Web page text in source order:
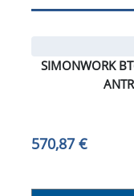
SIMONWORK
570,87 €